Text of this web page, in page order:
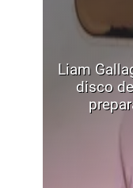
Liam
disco